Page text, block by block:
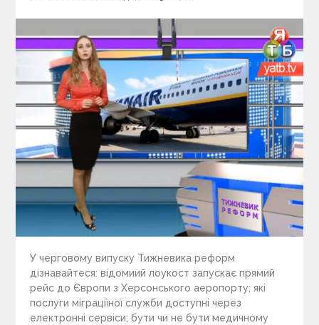
У черговому випуску Тижневика реформ
дізнавайтеся: відомиий лоукост запускає прямий
рейс до Європи з Херсонського аеропорту; які
послуги міграціїної служби доступні через
електронні сервіси; бути чи не бути медичному